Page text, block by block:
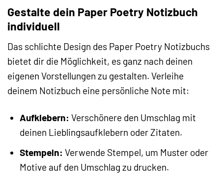
Gestalte dein Paper Poetry Notizbuch
individuell
Das schlichte Design des Paper Poetry Notizbuchs
bietet dir die Möglichkeit, es ganz nach deinen
eigenen Vorstellungen zu gestalten. Verleihe
deinem Notizbuch eine persönliche Note mit:
Aufklebern: Verschönere den Umschlag mit
deinen Lieblingsaufklebern oder Zitaten.
Stempeln: Verwende Stempel, um Muster oder
Motive auf den Umschlag zu drucken.